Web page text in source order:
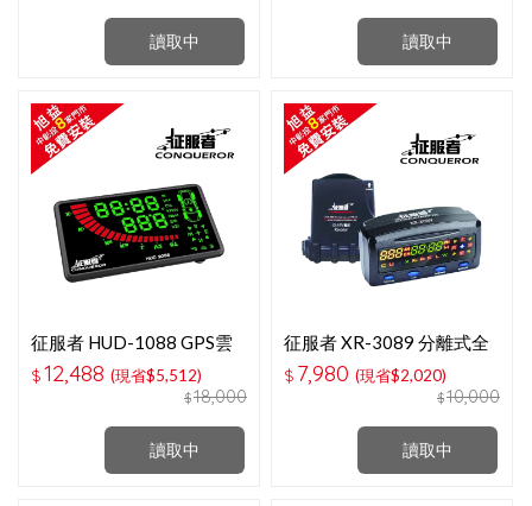
讀取中 讀取中
讀取中
征服者 HUD-1088 GPS雲
端分離式全頻測速器(彩色)
$12,488 (現省$5,512)
$18,000
讀取中
征服者 XR-3089 分離式全
頻測速器
$ 7,980 (現省$2,020)
$10,000